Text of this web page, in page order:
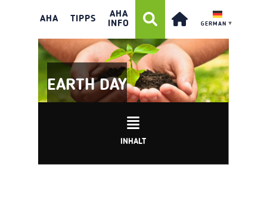
AHA TIPPS
AHA
INFO
GERMAN ▼
EARTH DAY
INHALT